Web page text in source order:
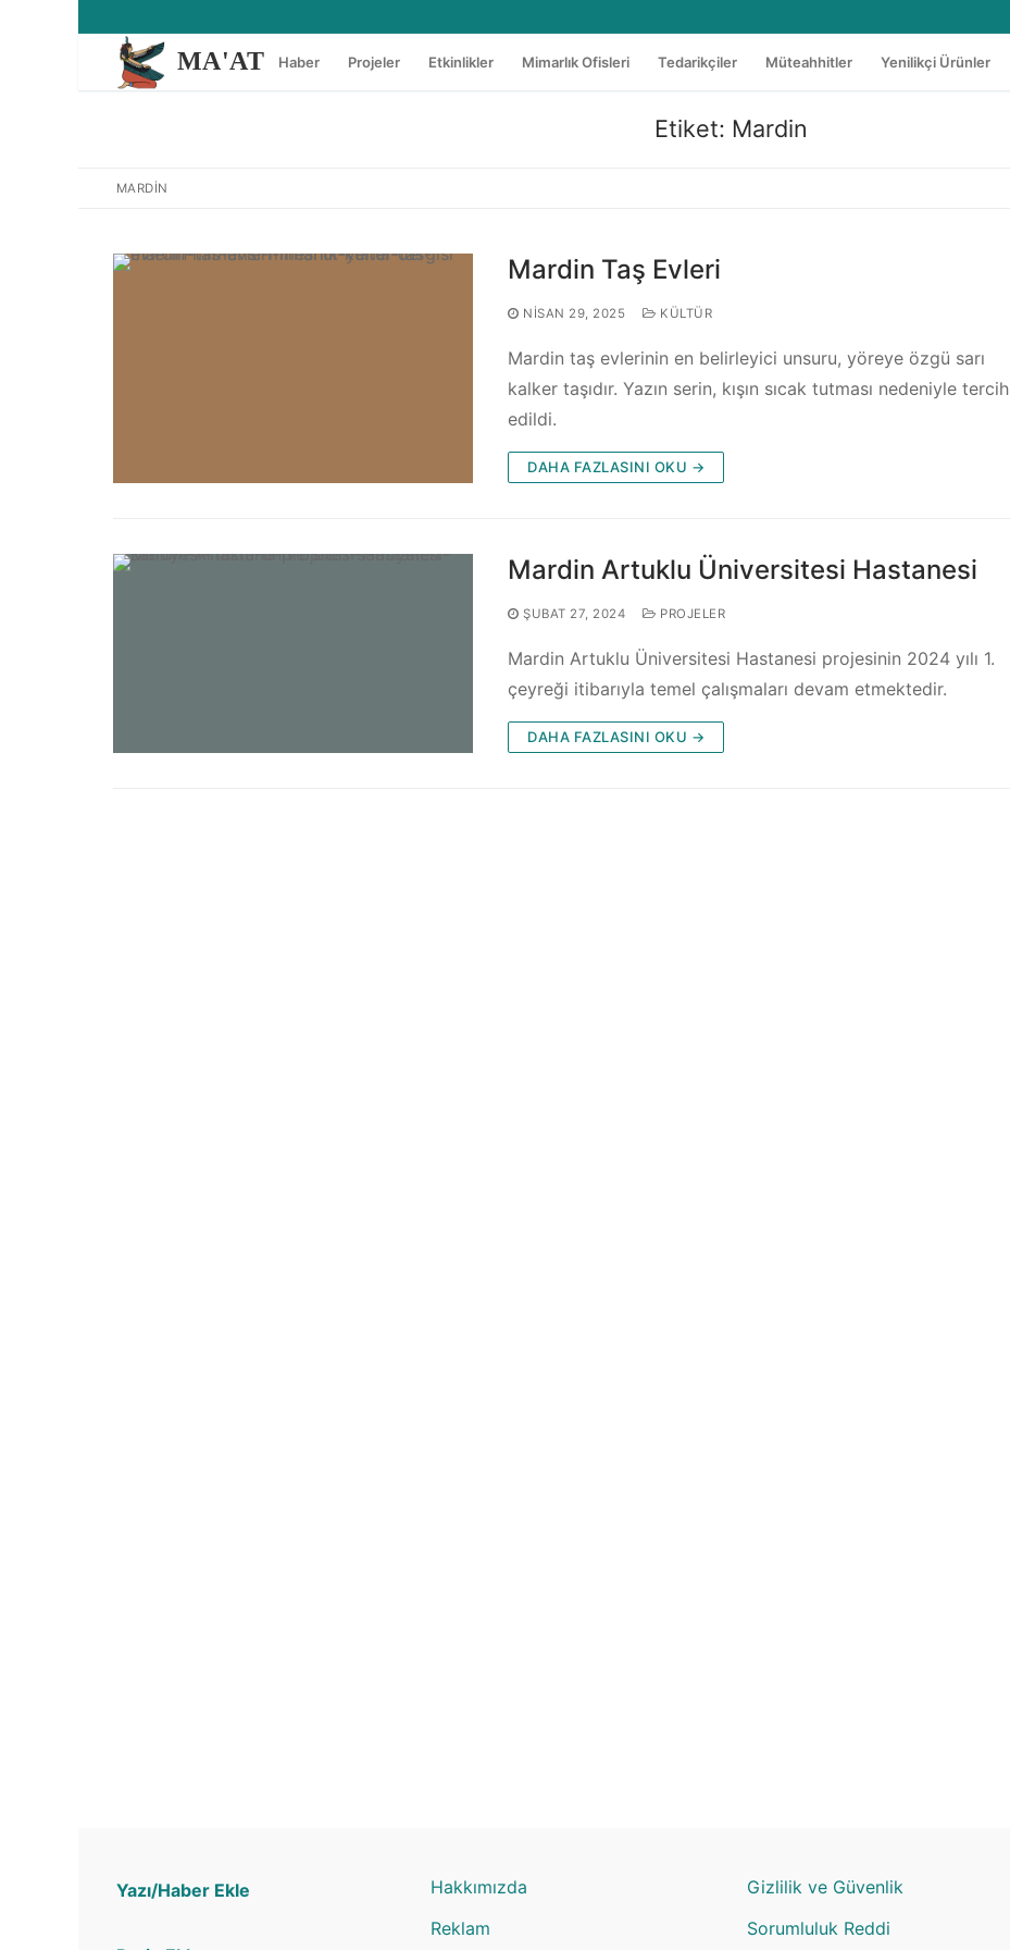
MA'AT Haber Projeler Etkinlikler Mimarlık Ofisleri Tedarikçiler Müteahhitler Yenilikçi Ürünler
Etiket: Mardin
MARDIN
Mardin Taş Evleri
NISAN 29, 2025 KÜLTÜR
Mardin taş evlerinin en belirleyici unsuru, yöreye özgü sarı
kalker taşıdır. Yazın serin, kışın sıcak tutması nedeniyle tercih
edildi.
DAHA FAZLASINI OKU →
Mardin Artuklu Üniversitesi Hastanesi
ŞUBAT 27, 2024 PROJELER
Mardin Artuklu Üniversitesi Hastanesi projesinin 2024 yılı 1.
çeyreği itibarıyla temel çalışmaları devam etmektedir.
DAHA FAZLASINI OKU →
Yazı/Haber Ekle
Hakkımızda
Reklam
Gizlilik ve Güvenlik
Sorumluluk Reddi